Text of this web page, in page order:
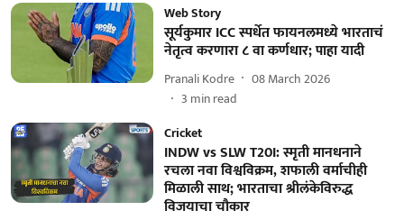
Web Story
सूर्यकुमार ICC स्पर्धेत फायनलमध्ये भारताचं
नेतृत्व करणारा ८ वा कर्णधार; पाहा यादी
Pranali Kodre
08 March 2026
3 min read
Cricket
INDW vs SLW T20I: स्मृती मानधनाने
रचला नवा विश्वविक्रम, शफाली वर्माचीही
मिळाली साथ; भारताचा श्रीलंकेविरुद्ध
विजयाचा चौकार